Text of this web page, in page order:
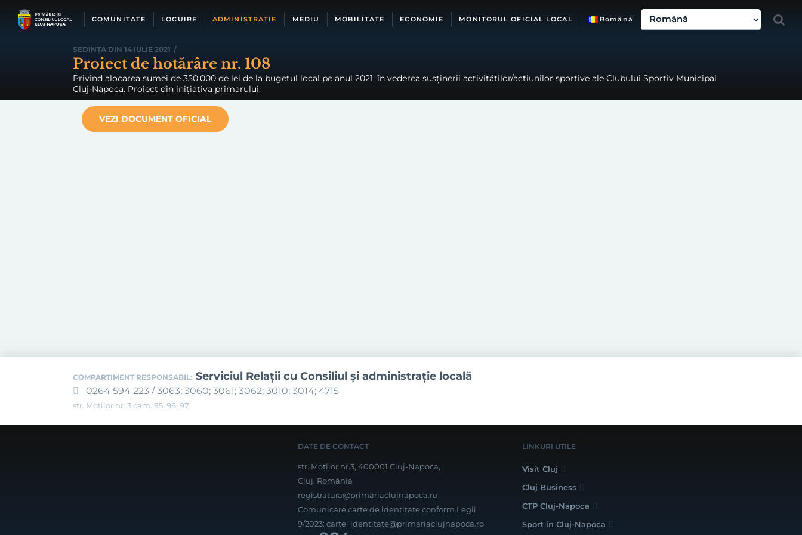
COMUNITATE LOCUIRE ADMINISTRAȚIE MEDIU MOBILITATE ECONOMIE MONITORUL OFICIAL LOCAL Română
ȘEDINȚA DIN 14 IULIE 2021 /
Proiect de hotărâre nr. 108
Privind alocarea sumei de 350.000 de lei de la bugetul local pe anul 2021, în vederea susținerii activităților/acțiunilor sportive ale Clubului Sportiv Municipal
Cluj-Napoca. Proiect din inițiativa primarului.
VEZI DOCUMENT OFICIAL
COMPARTIMENT RESPONSABIL: Serviciul Relaţii cu Consiliul şi administraţie locală
0264 594 223 / 3063; 3060; 3061; 3062; 3010; 3014; 4715
str. Moților nr. 3 cam. 95, 96, 97
DATE DE CONTACT
str. Moților nr.3, 400001 Cluj-Napoca,
Cluj, România
registratura@primariaclujnapoca.ro
Comunicare carte de identitate conform Legii
9/2023: carte_identitate@primariaclujnapoca.ro
LINKURI UTILE
Visit Cluj
Cluj Business
CTP Cluj-Napoca
Sport în Cluj-Napoca